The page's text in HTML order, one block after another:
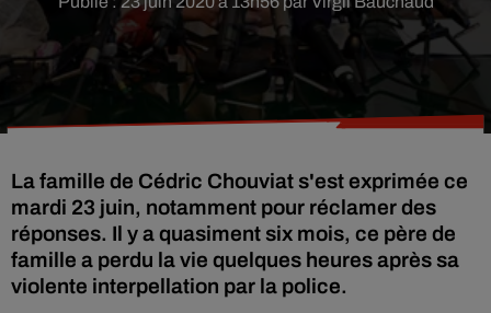
La famille de Cédric Chouviat s'est exprimée ce
mardi 23 juin, notamment pour réclamer des
réponses. Il y a quasiment six mois, ce père de
famille a perdu la vie quelques heures après sa
violente interpellation par la police.